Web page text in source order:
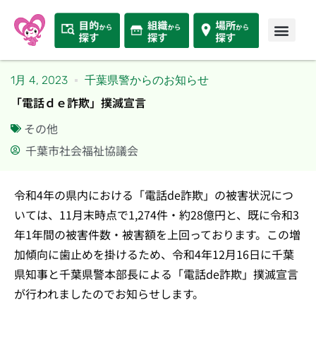
1月 4, 2023 千葉県警からのお知らせ
「電話ｄｅ詐欺」撲滅宣言
その他
千葉市社会福祉協議会
令和4年の県内における「電話de詐欺」の被害状況につ
いては、11月末時点で1,274件・約28億円と、既に令和3
年1年間の被害件数・被害額を上回っております。この増
加傾向に歯止めを掛けるため、令和4年12月16日に千葉
県知事と千葉県警本部長による「電話de詐欺」撲滅宣言
が行われましたのでお知らせします。